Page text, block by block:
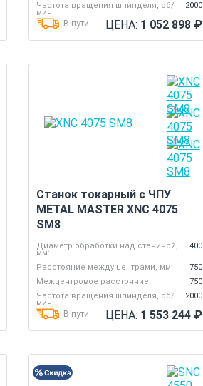
Частота вращения шпинделя, об/
мин:
2000
В пути ЦЕНА: 1 052 898 ₽
Станок токарный с ЧПУ
METAL MASTER XNC 4075
SM8
Диаметр обработки над станиной,
мм:
400
Расстояние между центрами, мм:
750
Межцентровое расстояние:
750
Частота вращения шпинделя, об/
мин:
2000
В пути ЦЕНА: 1 553 244 ₽